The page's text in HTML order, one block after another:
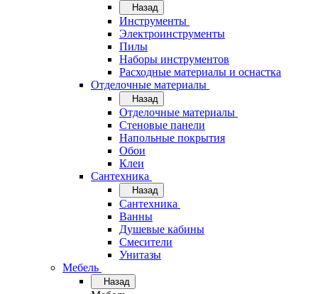
Назад
Инструменты
Электроинструменты
Пилы
Наборы инструментов
Расходные материалы и оснастка
Отделочные материалы
Назад
Отделочные материалы
Стеновые панели
Напольные покрытия
Обои
Клеи
Сантехника
Назад
Сантехника
Ванны
Душевые кабины
Смесители
Унитазы
Мебель
Назад